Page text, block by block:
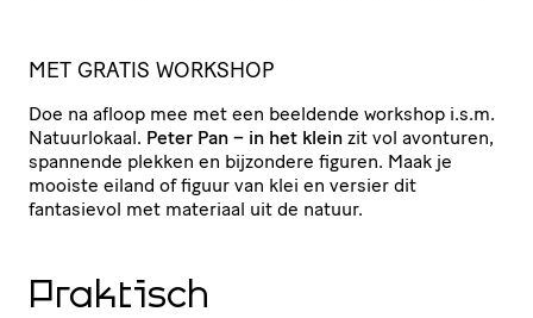
MET GRATIS WORKSHOP
Doe na afloop mee met een beeldende workshop i.s.m.
Natuurlokaal. Peter Pan – in het klein zit vol avonturen,
spannende plekken en bijzondere figuren. Maak je
mooiste eiland of figuur van klei en versier dit
fantasievol met materiaal uit de natuur.
Praktisch